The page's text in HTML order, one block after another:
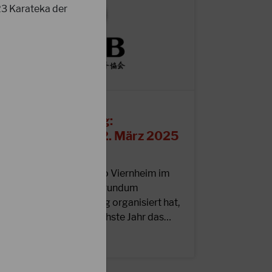
am 22. März 2025
das Karate Dojo Viernheim im
April einen rundum
Dojoleiter-Tag organisiert hat,
wir uns für das nächste Jahr das…
Karateka der